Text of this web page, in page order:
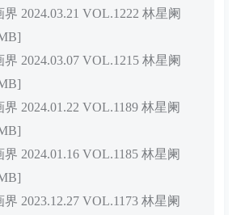
2024.03.21 VOL.1222 林星阑
2024.03.07 VOL.1215 林星阑
2024.01.22 VOL.1189 林星阑
2024.01.16 VOL.1185 林星阑
2023.12.27 VOL.1173 林星阑